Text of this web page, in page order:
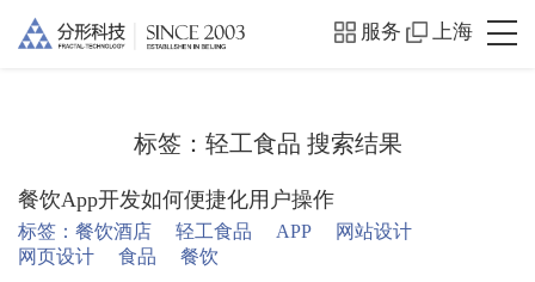
服务 上海
标签： 轻工食品 搜索结果
餐饮App开发如何便捷化用户操作
标签： 餐饮酒店 轻工食品 APP
网站设计
网页设计
食品 餐饮